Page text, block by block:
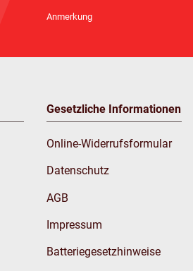
Anmerkung
Gesetzliche Informationen
Online-Widerrufsformular
Datenschutz
AGB
Impressum
Batteriegesetzhinweise